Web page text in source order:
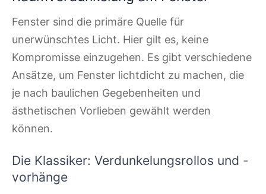
Fenster sind die primäre Quelle für
unerwünschtes Licht. Hier gilt es, keine
Kompromisse einzugehen. Es gibt verschiedene
Ansätze, um Fenster lichtdicht zu machen, die
je nach baulichen Gegebenheiten und
ästhetischen Vorlieben gewählt werden
können.
Die Klassiker: Verdunkelungsrollos und -
vorhänge